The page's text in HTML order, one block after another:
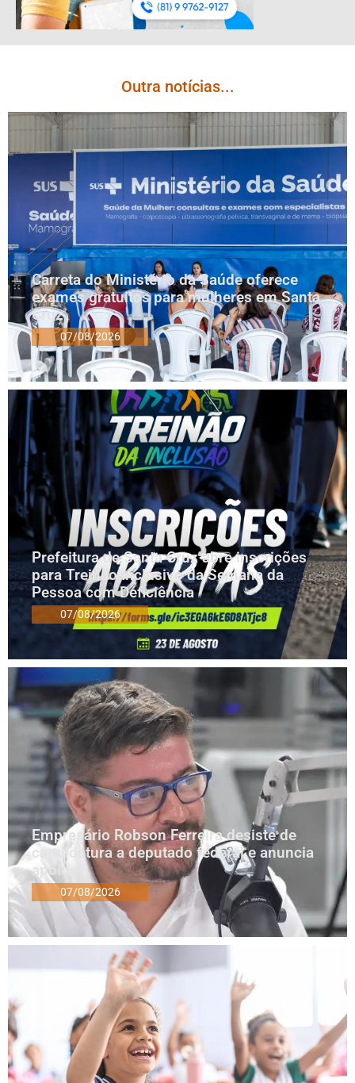
Outra notícias...
Carreta do Ministério da Saúde oferece
exames gratuitos para mulheres em Santa
Cruz
07/08/2026
Prefeitura de Santa Cruz abre inscrições
para Treinão Inclusivo da Semana da
Pessoa com Deficiência
07/08/2026
Empresário Robson Ferreira desiste de
candidatura a deputado federal e anuncia
apoios
07/08/2026